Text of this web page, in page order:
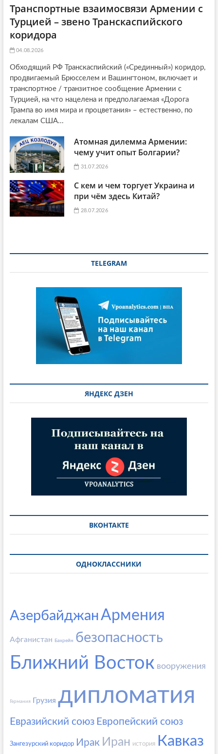
Транспортные взаимосвязи Армении с
Турцией – звено Транскаспийского
коридора
04.08.2026
Обходящий РФ Транскаспийский («Срединный») коридор,
продвигаемый Брюсселем и Вашингтоном, включает и
транспортное / транзитное сообщение Армении с
Турцией, на что нацелена и предполагаемая «Дорога
Трампа во имя мира и процветания» – естественно, по
лекалам США...
Атомная дилемма Армении:
чему учит опыт Болгарии?
31.07.2026
С кем и чем торгует Украина и
при чём здесь Китай?
28.07.2026
TELEGRAM
ЯНДЕКС ДЗЕН
ВКОНТАКТЕ
ОДНОКЛАССНИКИ
АзербайджанАрмения
Афганистан Бахрейн безопасность
Ближний Восток вооружения
Германия Грузия дипломатия
Евразийский союз Европейский союз
Зангезурский коридор Ирак Иран история Кавказ